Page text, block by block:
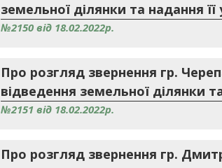
земельної ділянки та надання її
№2150 від 18.02.2022р.
Про розгляд звернення гр.
відведення земельної ділянки
№2151 від 18.02.2022р.
Про розгляд звернення гр.